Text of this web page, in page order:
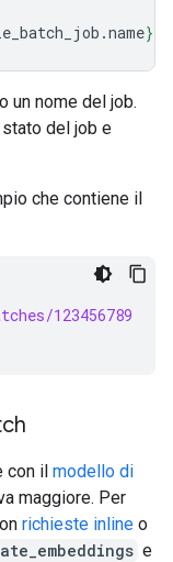
.name}
un nome del job.
del job e
che contiene il
123456789
con il modello di
maggiore. Per
richieste inline o
e